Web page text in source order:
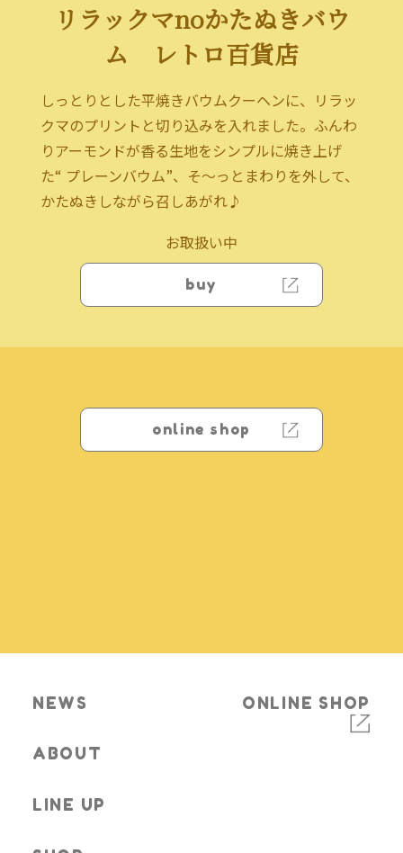
リラックマnoかたぬきバウ
ム レトロ百貨店
しっとりとした平焼きバウムクーヘンに、リラッ
クマのプリントと切り込みを入れました。ふんわ
りアーモンドが香る生地をシンプルに焼き上げ
た“ プレーンバウム”、そ～っとまわりを外して、
かたぬきしながら召しあがれ♪
お取扱い中
buy
online shop
NEWS
ABOUT
LINE UP
ONLINE SHOP